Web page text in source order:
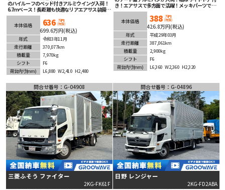
のハイルーフのベッド付きアルミウイング入荷！
6.7ｍベース！長距離も快適なリアエアサス装備！
アルコアホイル！Bluetooth対応オーディオ＆
ETC＆バックカメラも装着済み！
本体価格 636 万円
(税抜)
699.6万円(税込)
年式
令和3年11月
走行距離
370,077km
積載量
7,970kg
シフト
F6
荷台内寸(mm) L6,880 W2,410 H2,480
き！エアサスで多方面で活躍！メッキパーツでメ
キメキかっこいい！安全装備充実！バックカメラ
で後退も安心！
本体価格 388 万円
(税抜)
426.8万円(税込)
年式
平成29年03月
走行距離
387,061km
積載量
2,900kg
シフト
F6
荷台内寸(mm) L6,360 W2,360 H2,320
問合せ番号：G-04908
三菱ふそう ファイター
2KG-FK61F
問合せ番号：G-04896
日野 レンジャー
2KG-FD2ABA